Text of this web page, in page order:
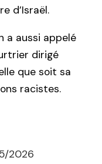
d’Israël.
a aussi appelé
dirigé
que soit sa
racistes.
2026